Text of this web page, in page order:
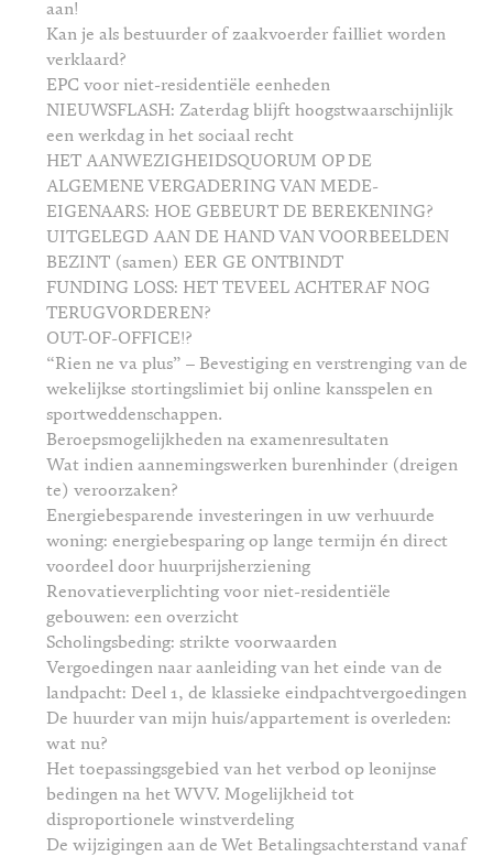
aan!
Kan je als bestuurder of zaakvoerder failliet worden
verklaard?
EPC voor niet-residentiële eenheden
NIEUWSFLASH: Zaterdag blijft hoogstwaarschijnlijk
een werkdag in het sociaal recht
HET AANWEZIGHEIDSQUORUM OP DE
ALGEMENE VERGADERING VAN MEDE-
EIGENAARS: HOE GEBEURT DE BEREKENING?
UITGELEGD AAN DE HAND VAN VOORBEELDEN
BEZINT (samen) EER GE ONTBINDT
FUNDING LOSS: HET TEVEEL ACHTERAF NOG
TERUGVORDEREN?
OUT-OF-OFFICE!?
“Rien ne va plus” – Bevestiging en verstrenging van de
wekelijkse stortingslimiet bij online kansspelen en
sportweddenschappen.
Beroepsmogelijkheden na examenresultaten
Wat indien aannemingswerken burenhinder (dreigen
te) veroorzaken?
Energiebesparende investeringen in uw verhuurde
woning: energiebesparing op lange termijn én direct
voordeel door huurprijsherziening
Renovatieverplichting voor niet-residentiële
gebouwen: een overzicht
Scholingsbeding: strikte voorwaarden
Vergoedingen naar aanleiding van het einde van de
landpacht: Deel 1, de klassieke eindpachtvergoedingen
De huurder van mijn huis/appartement is overleden:
wat nu?
Het toepassingsgebied van het verbod op leonijnse
bedingen na het WVV. Mogelijkheid tot
disproportionele winstverdeling
De wijzigingen aan de Wet Betalingsachterstand vanaf